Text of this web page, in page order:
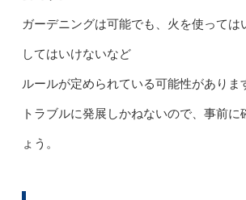
ガーデニングは可能でも、火を使っては
してはいけないなど
ルールが定められている可能性がありま
トラブルに発展しかねないので、事前に
ょう。